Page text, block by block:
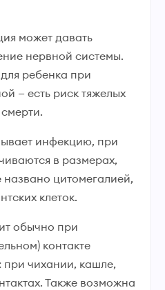
может давать
нервной системы.
ребенка при
— есть риск тяжелых
инфекцию, при
в размерах,
цитомегалией,
клеток.
обычно при
контакте
чихании, кашле,
Также возможна